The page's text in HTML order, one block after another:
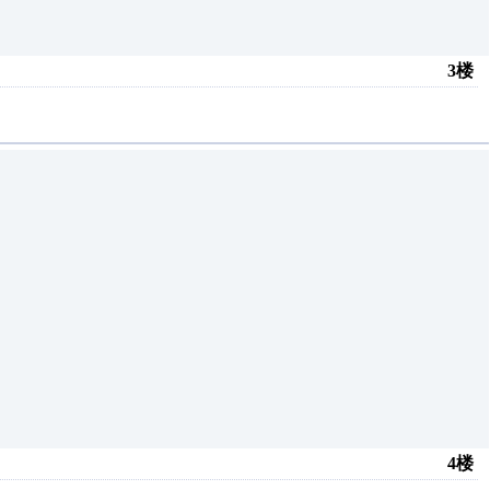
3楼
4楼